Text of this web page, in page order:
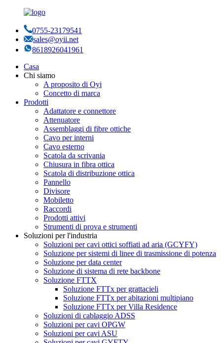
0755-23179541
sales@oyii.net
8618926041961
Casa
Chi siamo
A proposito di Oyi
Concetto di marca
Prodotti
Adattatore e connettore
Attenuatore
Assemblaggi di fibre ottiche
Cavo per interni
Cavo esterno
Scatola da scrivania
Chiusura in fibra ottica
Scatola di distribuzione ottica
Pannello
Divisore
Mobiletto
Raccordi
Prodotti attivi
Strumenti di prova e strumenti
Soluzioni per l'industria
Soluzioni per cavi ottici soffiati ad aria (GCYFY)
Soluzione per sistemi di linee di trasmissione di potenza
Soluzione per data center
Soluzione di sistema di rete backbone
Soluzione FTTX
Soluzione FTTx per grattacieli
Soluzione FTTx per abitazioni multipiano
Soluzione FTTx per Villa Residence
Soluzioni di cablaggio ADSS
Soluzioni per cavi OPGW
Soluzioni per cavi ASU